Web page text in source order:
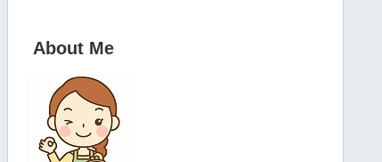
About Me